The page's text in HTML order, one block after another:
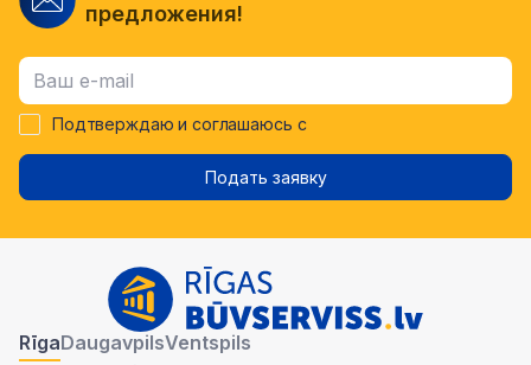
предложения!
Подтверждаю и соглашаюсь с
Подать заявку
RīgaDaugavpilsVentspils